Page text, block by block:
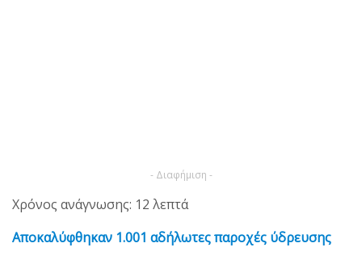
- Διαφήμιση -
Χρόνος ανάγνωσης: 12 λεπτά
Αποκαλύφθηκαν 1.001 αδήλωτες παροχές ύδρευσης